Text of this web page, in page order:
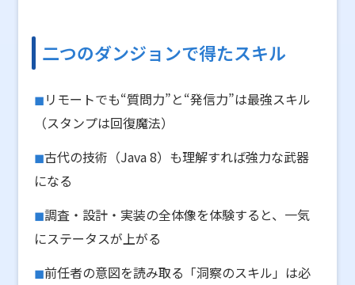
二つのダンジョンで得たスキル
リモートでも“質問力”と“発信力”は最強スキル
（スタンプは回復魔法）
古代の技術（Java 8）も理解すれば強力な武器
になる
調査・設計・実装の全体像を体験すると、一気
にステータスが上がる
前任者の意図を読み取る「洞察のスキル」は必